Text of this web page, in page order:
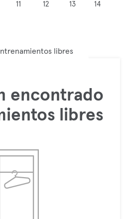
11
12
13
14
libres
encontrado
libres